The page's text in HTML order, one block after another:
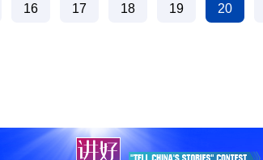
16 17 18 19 20